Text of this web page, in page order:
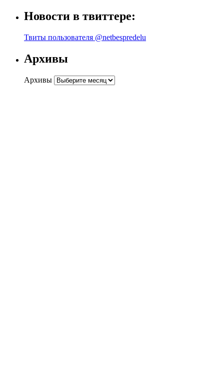
Новости в твиттере:
Твиты пользователя @netbespredelu
Архивы
Архивы